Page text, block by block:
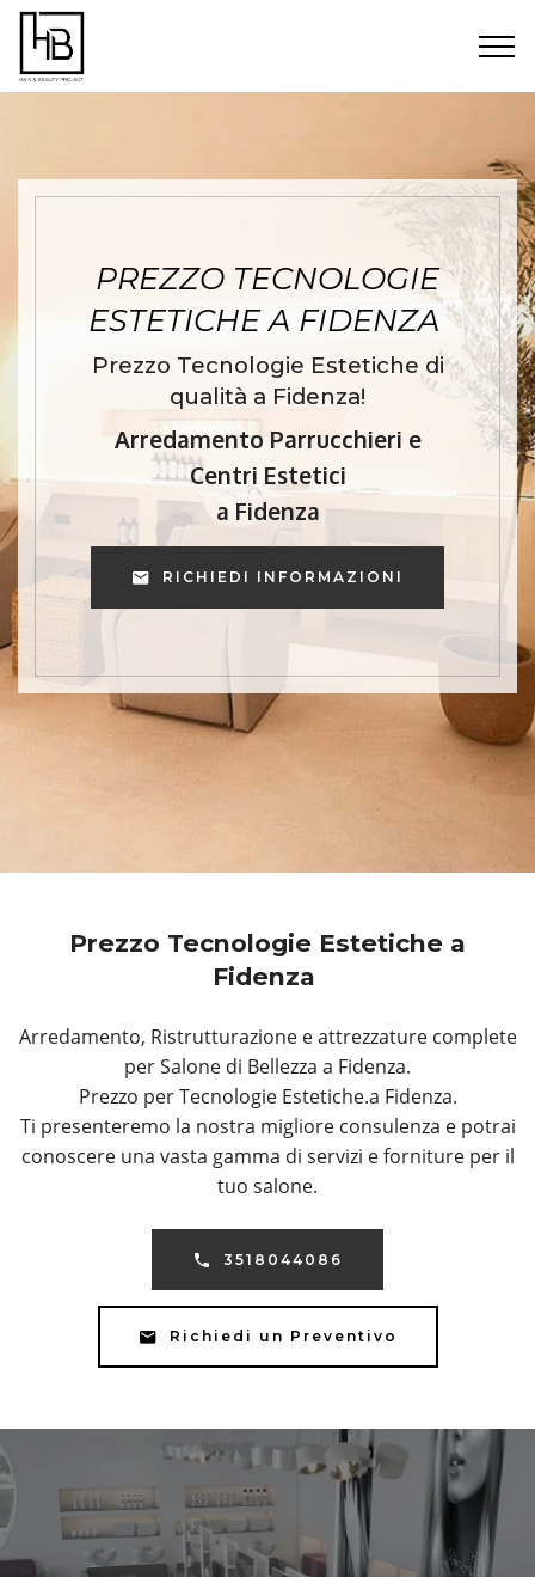
PREZZO TECNOLOGIE
ESTETICHE A FIDENZA
Prezzo Tecnologie Estetiche di
qualità a Fidenza!
Arredamento Parrucchieri e
Centri Estetici
a Fidenza
RICHIEDI INFORMAZIONI
Prezzo Tecnologie Estetiche a
Fidenza
Arredamento, Ristrutturazione e attrezzature complete
per Salone di Bellezza a Fidenza.
Prezzo per Tecnologie Estetiche.a Fidenza.
Ti presenteremo la nostra migliore consulenza e potrai
conoscere una vasta gamma di servizi e forniture per il
tuo salone.
3518044086
Richiedi un Preventivo